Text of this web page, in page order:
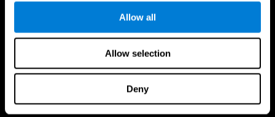
Allow all
Allow selection
Deny